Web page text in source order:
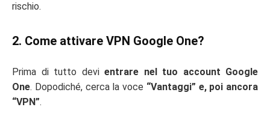
rischio.
2. Come attivare VPN Google One?
Prima di tutto devi entrare nel tuo account Google
One. Dopodiché, cerca la voce “Vantaggi” e, poi ancora
“VPN”.